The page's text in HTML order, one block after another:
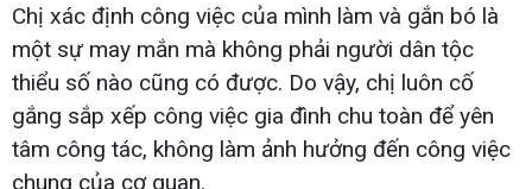
Chị xác định công việc của mình làm và gắn bó là
một sự may mắn mà không phải người dân tộc
thiểu số nào cũng có được. Do vậy, chị luôn cố
gắng sắp xếp công việc gia đình chu toàn để yên
tâm công tác, không làm ảnh hưởng đến công việc
chung của cơ quan.